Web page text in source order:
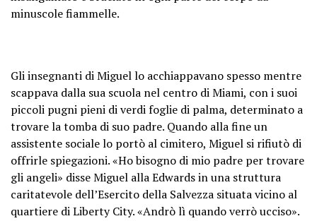
minuscole fiammelle.
Gli insegnanti di Miguel lo acchiappavano spesso mentre
scappava dalla sua scuola nel centro di Miami, con i suoi
piccoli pugni pieni di verdi foglie di palma, determinato a
trovare la tomba di suo padre. Quando alla fine un
assistente sociale lo portò al cimitero, Miguel si rifiutò di
offrirle spiegazioni. «Ho bisogno di mio padre per trovare
gli angeli» disse Miguel alla Edwards in una struttura
caritatevole dell’Esercito della Salvezza situata vicino al
quartiere di Liberty City. «Andrò lì quando verrò ucciso».